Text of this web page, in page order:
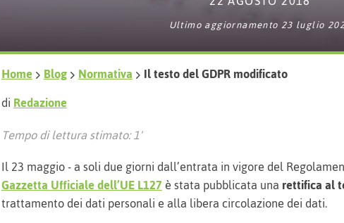
Ultimo aggiornamento 23 luglio
Home Blog Normativa Il testo del GDPR modificato
diRedazione
Tempo di lettura stimato: 1'
Il 23 maggio - a soli due giorni dall’entrata in vigore del
Gazzetta Ufficiale dell’UE L127è stata pubblicata unarettifica al
trattamento dei dati personali e alla libera circolazione dei dati.